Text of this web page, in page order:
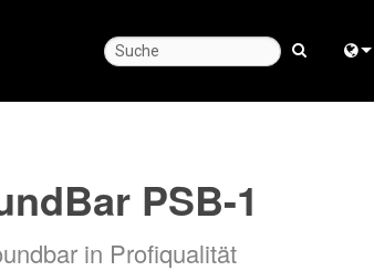
PSB-1
in Profiqualität